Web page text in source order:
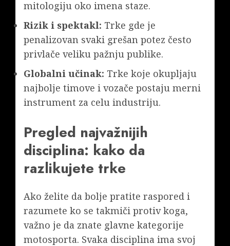
mitologiju oko imena staze.
Rizik i spektakl: Trke gde je
penalizovan svaki grešan potez često
privlače veliku pažnju publike.
Globalni učinak: Trke koje okupljaju
najbolje timove i vozače postaju merni
instrument za celu industriju.
Pregled najvažnijih
disciplina: kako da
razlikujete trke
Ako želite da bolje pratite raspored i
razumete ko se takmiči protiv koga,
važno je da znate glavne kategorije
motosporta. Svaka disciplina ima svoj